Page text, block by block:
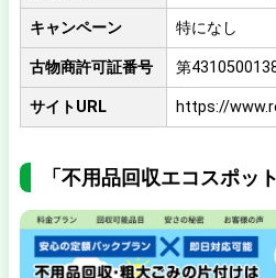
キャンペーン 特になし
古物商許可証番号 第
サイトURL https://
「不用品回収エコスポット